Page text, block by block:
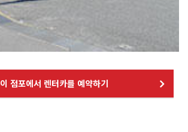
이 점포에서 렌터카를 예약하기